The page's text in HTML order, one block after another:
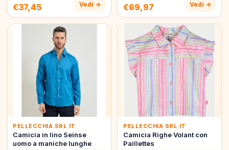
€37,45 Vedi → €69,97 Vedi →
PELLECCHIA SRL IT
Camicia in lino Seinse
uomo a maniche lunghe
PELLECCHIA SRL IT
Camicia Righe Volant con
Paillettes